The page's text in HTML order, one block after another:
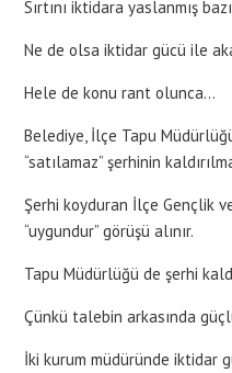
Sırtını iktidara yaslanmış
Ne de olsa iktidar gücü ile
Hele de konu rant olunca…
Belediye, İlçe Tapu
“satılamaz” şerhinin
Şerhi koyduran İlçe Gençlik
“uygundur” görüşü alınır.
Tapu Müdürlüğü de şerhi
Çünkü talebin arkasında
İki kurum müdüründe iktidar